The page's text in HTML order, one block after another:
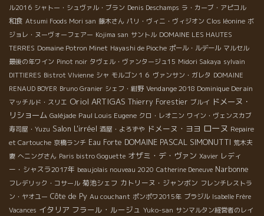
ル2016 シャトー・シュヴァル・ブラン Denis Deschamps ラ・カーブ・アピコル
和食 Atsumi Foods Mori san 藤木さん パリ・ヴィニ・ヴィジオン Clos léonine ボ
ジョレ・ヌーヴォーフェアー Kojima san サントル DOMAINE LES HAUTES
TERRES Domaine Potron Minet Hayashi de Pioche ポール・ルデール マルセル
最後の年ワイン Pinot noir タヴェル・ヴァンタージュ15 Midori Sakaya sylvain
DITTIERES Bistrot VIvienne シャ モルゴン１６ ヴァンサン・ガレタ DOMAINE
RENAUD BOYER Bruno Granier シェフ・紺野 Vendange 2018 Dominique Derain
マッチルド・スリエ Oriol ARTIGAS Thierry Forestier ブルイ ドメーヌ・
リショーム Galéjade Paul Louis Eugene クロ・レオニン ワイン・ヴェンスカブ
寿司屋・Yuzu Salon L'irréel 酒屋・よろずや ドメーヌ・ヨヨ ローヌ Repaire
et Cartouche 京橋ランチ Eau Forte DOMAINE PASCAL SIMONUTTI 荒木夫
妻 へニングさん Paris bistro Goguette オザミ・デ・ヴァン Xavier レディ
ー・シャスラ2017年 beaujolais nouveau 2020 Catherine Deneuve Narbonne
フレデリック・コサール 菊池シェフ カトリーヌ・ジャンボン フレンチレストラ
ン・ヤオユー Côte de Py Au couchant ポンポワ2015年 ブラジル Isabelle Frère
Vacances イタリア フラール・ルージュ Yuko-san サンマルタン経営者のレイ